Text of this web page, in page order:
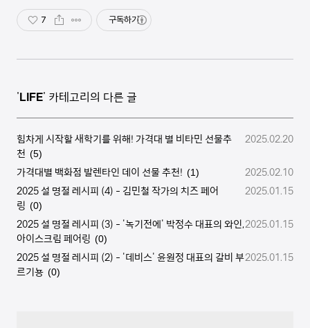
7 구독하기
'LIFE' 카테고리의 다른 글
힘차게 시작할 새학기를 위해! 가격대 별 비타민 선물추
천 (5)
2025.02.20
가격대별 백화점 발렌타인 데이 선물 추천! (1)
2025.02.10
2025 설 명절 레시피 (4) - 김민철 작가의 치즈 페어
링 (0)
2025.01.15
2025 설 명절 레시피 (3) - '녹기전에' 박정수 대표의 와인,
아이스크림 페어링 (0)
2025.01.15
2025 설 명절 레시피 (2) - '데비스' 윤원정 대표의 갈비 부
르기뇽 (0)
2025.01.15